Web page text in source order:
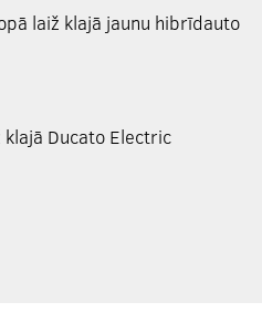
laiž klajā jaunu hibrīdauto
klajā Ducato Electric